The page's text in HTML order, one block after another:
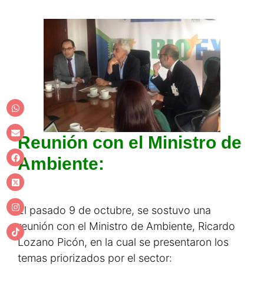
Reunión con el Ministro de
Ambiente:
El pasado 9 de octubre, se sostuvo una
reunión con el Ministro de Ambiente, Ricardo
Lozano Picón, en la cual se presentaron los
temas priorizados por el sector: